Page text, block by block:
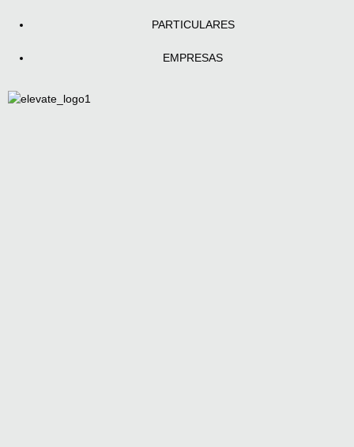
PARTICULARES
EMPRESAS